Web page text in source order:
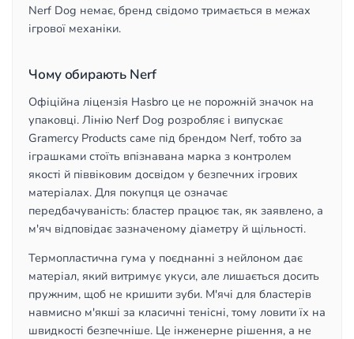
Nerf Dog немає, бренд свідомо тримається в межах
ігрової механіки.
Чому обирають Nerf
Офіційна ліцензія Hasbro це не порожній значок на
упаковці. Лінію Nerf Dog розробляє і випускає
Gramercy Products саме під брендом Nerf, тобто за
іграшками стоїть впізнавана марка з контролем
якості й піввіковим досвідом у безпечних ігрових
матеріалах. Для покупця це означає
передбачуваність: бластер працює так, як заявлено, а
м'яч відповідає зазначеному діаметру й щільності.
Термопластична гума у поєднанні з нейлоном дає
матеріал, який витримує укуси, але лишається досить
пружним, щоб не кришити зуби. М'ячі для бластерів
навмисно м'якші за класичні тенісні, тому ловити їх на
швидкості безпечніше. Це інженерне рішення, а не